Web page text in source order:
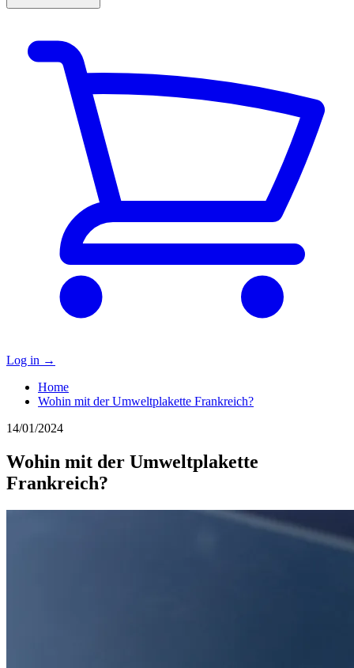
Log in →
Home
Wohin mit der Umweltplakette Frankreich?
14/01/2024
Wohin mit der Umweltplakette
Frankreich?